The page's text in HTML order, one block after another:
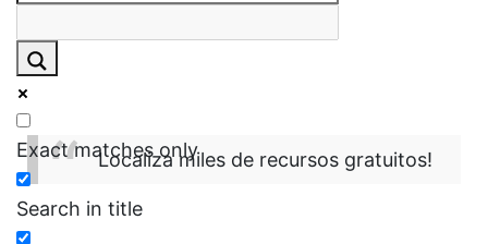
Exact matches only
Search in title
Localiza miles de recursos gratuitos!